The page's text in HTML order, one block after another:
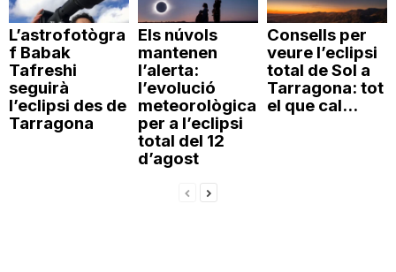
L’astrofotògra
f Babak
Tafreshi
seguirà
l’eclipsi des de
Tarragona
Els núvols
mantenen
l’alerta:
l’evolució
meteorològica
per a l’eclipsi
total del 12
d’agost
Consells per
veure l’eclipsi
total de Sol a
Tarragona: tot
el que cal...